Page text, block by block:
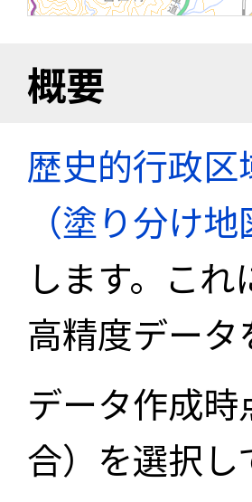
概要
歴史的行政
（塗り分け地
します。こ
高精度デー
データ作成
合）を選択